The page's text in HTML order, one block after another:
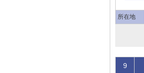
所在地
9